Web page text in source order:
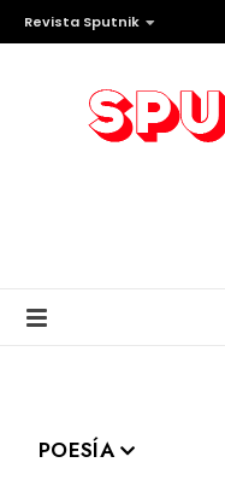
Revista Sputnik
POESÍA